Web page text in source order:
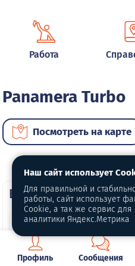
Работа
Panamera Turbo
Посмотреть на карте
ВИП автомобили
Профиль Сообщения
Наш сайт использует
Для правильной и
работы, сайт использует
Cookie, а так же сервис для
аналитики Яндекс.Метрика